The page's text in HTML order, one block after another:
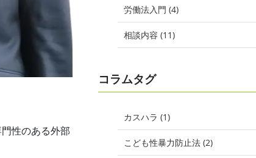
性のある外部
労働法入門 (4)
相談内容 (11)
コラムタグ
カスハラ (1)
こども性暴力防止法 (2)